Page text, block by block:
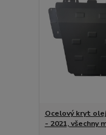
Ocelový kryt
- 2021, všechny